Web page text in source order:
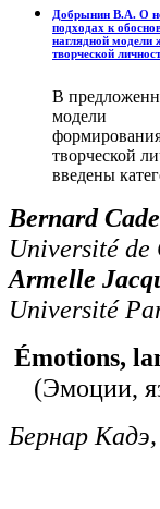
Добрынин В.А. О
подходах к
наглядной модели
творческой
В
модели
творческой
введены
Bernard
Université de
Armelle
Université
Émotions,
(Эмоции,
Бернар